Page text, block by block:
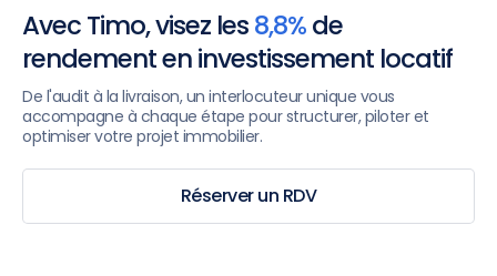
Avec Timo, visez les8,8%de
rendement en investissement locatif
De l'audit à la livraison, un interlocuteur unique vous
accompagne à chaque étape pour structurer, piloter et
optimiser votre projet immobilier.
Réserver un RDV